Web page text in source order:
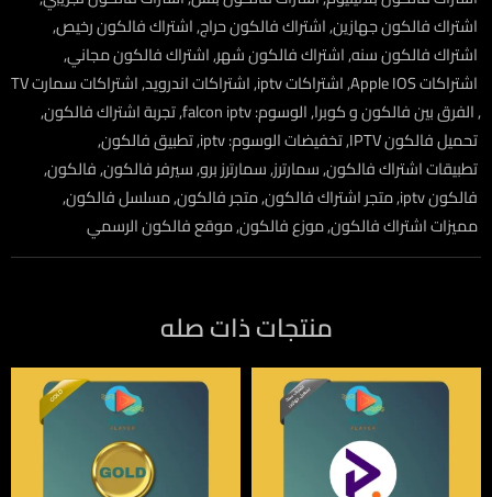
اشتراك فالكون جهازين,اشتراك فالكون حراج,اشتراك فالكون رخيص,
اشتراك فالكون سنه,اشتراك فالكون شهر,اشتراك فالكون مجاني,
اشتراكات Apple IOS
,اشتراكات iptv ,اشتراكات اندرويد,اشتراكات سمارت TV
,الفرق بين فالكون و كوبرا,الوسوم: falcon iptv ,تجربة اشتراك فالكون,
تحميل فالكون IPTV
,تخفيضات الوسوم: iptv ,تطبيق فالكون,
تطبيقات اشتراك فالكون,سمارترز,سمارترز برو,سيرفر فالكون,فالكون,
فالكون iptv
,متجر اشتراك فالكون,متجر فالكون,مسلسل فالكون,
مميزات اشتراك فالكون,موزع فالكون,موقع فالكون الرسمي
منتجات ذات صله